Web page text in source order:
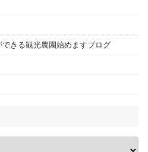
きる観光農園始めますブログ